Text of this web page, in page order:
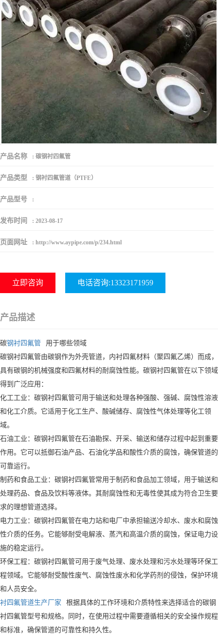
产品名称 : 碳钢衬四氟管
产品类型 : 钢衬四氟管道（PTFE）
产品型号 :
发布时间 : 2023-08-17
页面网址 : http://www.aypipe.com/p/234.html
立即咨询 电话咨询:13323171959
产品描述
碳钢衬四氟管
用于哪些领域
碳钢衬四氟管由碳钢作为外壳管道，内衬四氟材料（聚四氟乙烯）而成，
具有碳钢的机械强度和四氟材料的耐腐蚀性能。碳钢衬四氟管在以下领域
得到广泛应用：
化工工业：碳钢衬四氟管可用于输送和处理各种强酸、强碱、腐蚀性溶液
和化工介质。它适用于化工生产、酸碱储存、腐蚀性气体处理等化工领
域。
石油工业：碳钢衬四氟管在石油勘探、开采、输送和储存过程中起到重要
作用。它可以抵御石油产品、石油化学品和酸性介质的腐蚀，确保管道的
可靠运行。
制药和食品工业：碳钢衬四氟管常用于制药和食品加工领域，用于输送和
处理药品、食品及饮料等液体。其耐腐蚀性和无毒性使其成为符合卫生要
求的理想管道选择。
电力工业：碳钢衬四氟管在电力站和电厂中承担输送冷却水、废水和腐蚀
性介质的任务。它能够耐受电解液、蒸汽和高温介质的腐蚀，保证电力设
施的稳定运行。
环保工程：碳钢衬四氟管可用于废气处理、废水处理和污水处理等环保工
程领域。它能够耐受酸性废气、腐蚀性废水和化学药剂的侵蚀，保护环境
和人员安全。
衬四氟管道生产厂家
根据具体的工作环境和介质特性来选择适合的碳钢
衬四氟管型号和规格。同时，在使用过程中需要遵循相关的安全操作规程
和标准，确保管道的可靠性和持久性。